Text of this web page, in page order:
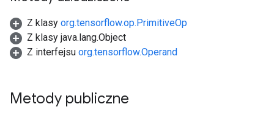
Z klasy org.tensorflow.op.PrimitiveOp
Z klasy java.lang.Object
Z interfejsu org.tensorflow.Operand
Metody publiczne